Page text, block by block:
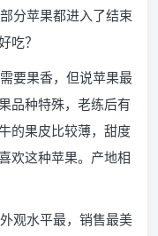
分苹果都进入了结束
吃？
要果香，但说苹果最
品种特殊，老练后有
的果皮比较薄，甜度
欢这种苹果。产地相
观水平最，销售最美